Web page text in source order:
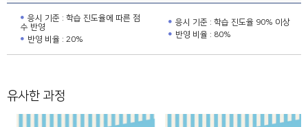
응시 기준 : 학습 진도율에 따른 점
수 반영
반영 비율 : 20%
응시 기준 : 학습 진도율 90% 이상
반영 비율 : 80%
유사한 과정